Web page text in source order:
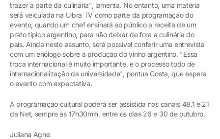
trazer a parte da culinária", lamenta. No entanto, uma matéria
será veiculada na Ulbra TV como parte da programação do
evento, quando um chef ensinará ao público a receita de um
prato típico argentino, para não deixar de fora a culinária do
país. Ainda neste assunto, será possível conferir uma entrevista
com um enólogo sobre a produção do vinho argentino. "Essa
troca internacional é muito importante, e o processo todo de
internacionalização da universidade", pontua Costa, que espera
o evento com expectativa.
A programação cultural poderá ser assistida nos canais 48.1 e 21
da Net, sempre às 17h30min, entre os dias 26 e 30 de outubro.
Juliana Agne